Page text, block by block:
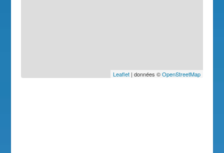
Leaflet| données ©OpenStreetMap